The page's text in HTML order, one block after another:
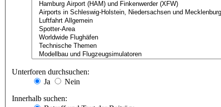
Unterforen durchsuchen:
Ja
Nein
Innerhalb suchen: